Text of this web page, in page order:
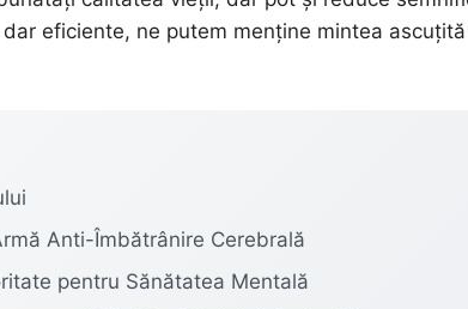
eficiente, ne putem menține mintea
Anti-Îmbătrânire Cerebrală
pentru Sănătatea Mentală